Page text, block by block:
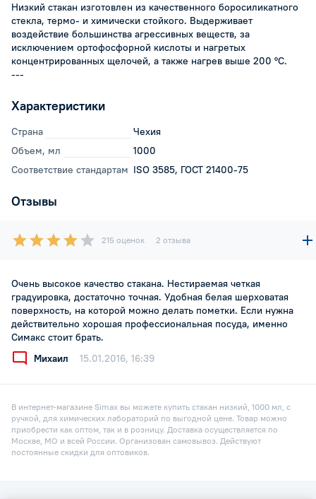
Низкий стакан изготовлен из качественного боросиликатного
стекла, термо- и химически стойкого. Выдерживает
воздействие большинства агрессивных веществ, за
исключением ортофосфорной кислоты и нагретых
концентрированных щелочей, а также нагрев выше 200 °С.
---
Характеристики
Страна
Чехия
Объем, мл
1000
Соответствие стандартам ISO 3585, ГОСТ 21400-75
Отзывы
215 оценок 2 отзыва
Очень высокое качество стакана. Нестираемая четкая
градуировка, достаточно точная. Удобная белая шерховатая
поверхность, на которой можно делать пометки. Если нужна
действительно хорошая профессиональная посуда, именно
Симакс стоит брать.
Михаил
15.01.2016, 16:39
В интернет-магазине Simax вы можете купить стакан низкий, 1000 мл, с
ручкой, для химических лабораторий по выгодной цене. Товар можно
приобрести как оптом, так и в розницу. Доставка осуществляется по
Москве, МО и всей России. Организован самовывоз. Действуют
постоянные скидки для оптовиков.